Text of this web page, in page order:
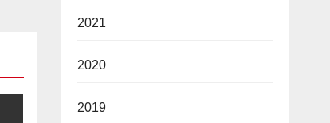
2021
2020
2019